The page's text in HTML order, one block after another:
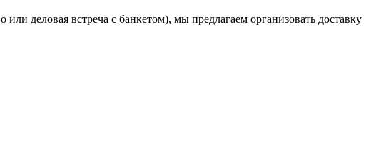
деловая встреча с банкетом), мы предлагаем организовать доставку